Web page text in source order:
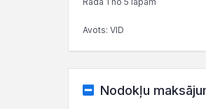
Avots: VID
Nodokļu